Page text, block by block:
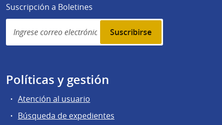
Suscripción a Boletines
Simplenews
subscription
Políticas y gestión
Atención al usuario
Búsqueda de expedientes